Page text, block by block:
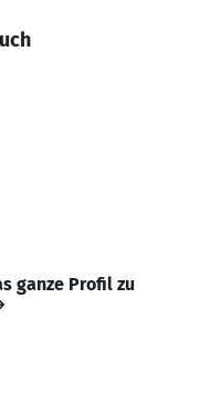
ganze Profil zu